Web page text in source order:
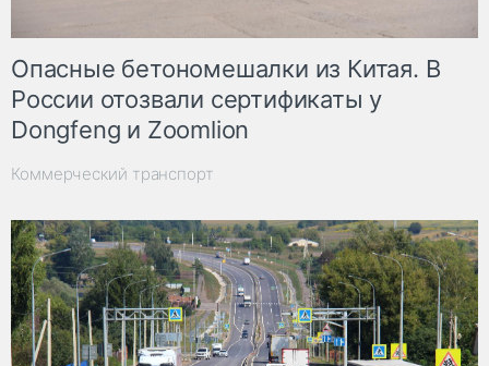
Опасные бетономешалки из Китая. В
России отозвали сертификаты у
Dongfeng и Zoomlion
Коммерческий транспорт